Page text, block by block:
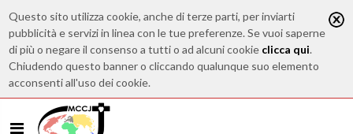
Questo sito utilizza cookie, anche di terze parti, per inviarti
pubblicità e servizi in linea con le tue preferenze. Se vuoi saperne
di più o negare il consenso a tutti o ad alcuni cookie clicca qui.
Chiudendo questo banner o cliccando qualunque suo elemento
acconsenti all'uso dei cookie.